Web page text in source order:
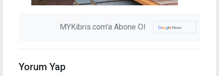
MYKibris.com'a Abone Ol
Yorum Yap